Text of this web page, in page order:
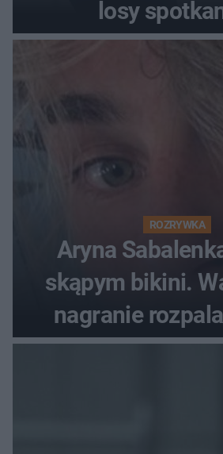
losy
ROZRYWKA
Aryna
skąpym bikini.
nagranie
fanów